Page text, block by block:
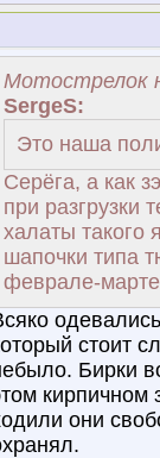
Мотострелок
SergeS:
Это наша
Серёга, а как
при разгрузки
халаты такого
шапочки типа
феврале-
стоит
Бирки
кирпичном
они